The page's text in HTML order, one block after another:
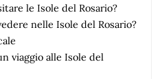
le Isole del Rosario?
nelle Isole del Rosario?
viaggio alle Isole del